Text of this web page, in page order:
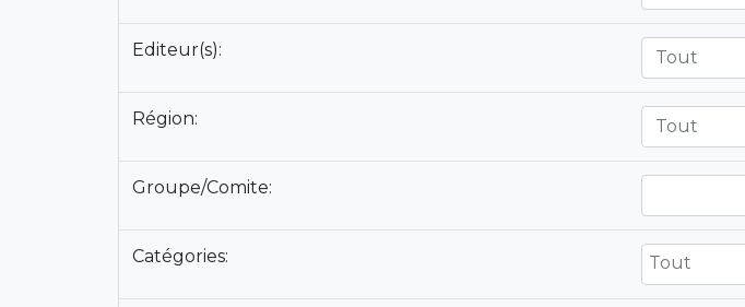
Editeur(s): Tout
Région: Tout
Groupe/Comite:
Catégories: